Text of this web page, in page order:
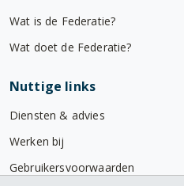
Wat is de Federatie?
Wat doet de Federatie?
Nuttige links
Diensten & advies
Werken bij
Gebruikersvoorwaarden